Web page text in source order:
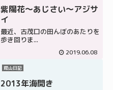
紫陽花～あじさい～アジサ
イ
最近、古茂口の田んぼのあたりを
歩き回りま...
2019.06.08
館山日記
2013年海開き